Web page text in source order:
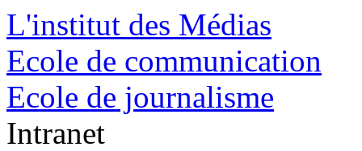
L'institut des Médias
Ecole de communication
Ecole de journalisme
Intranet